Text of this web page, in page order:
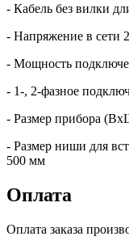
- Кабель без вилки
- Напряжение в сети
- Мощность
- 1-, 2-фазное
- Размер прибора
- Размер ниши для
500 мм
Оплата
Оплата заказа